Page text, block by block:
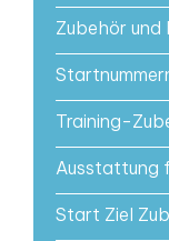
Zubehör
Training-
Ausstattung
Start Ziel